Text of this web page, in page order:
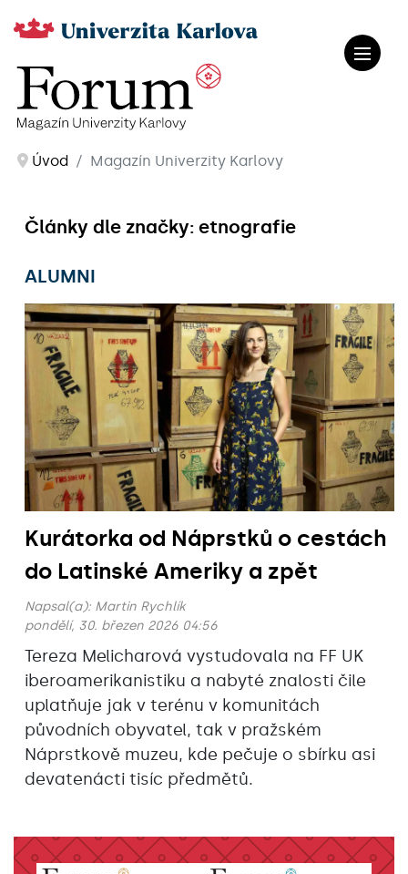
Úvod Magazín Univerzity Karlovy
Články dle značky: etnografie
ALUMNI
Kurátorka od Náprstků o cestách
do Latinské Ameriky a zpět
Napsal(a): Martin Rychlík
pondělí, 30. březen 2026 04:56
Tereza Melicharová vystudovala na FF UK
iberoamerikanistiku a nabyté znalosti čile
uplatňuje jak v terénu v komunitách
původních obyvatel, tak v pražském
Náprstkově muzeu, kde pečuje o sbírku asi
devatenácti tisíc předmětů.